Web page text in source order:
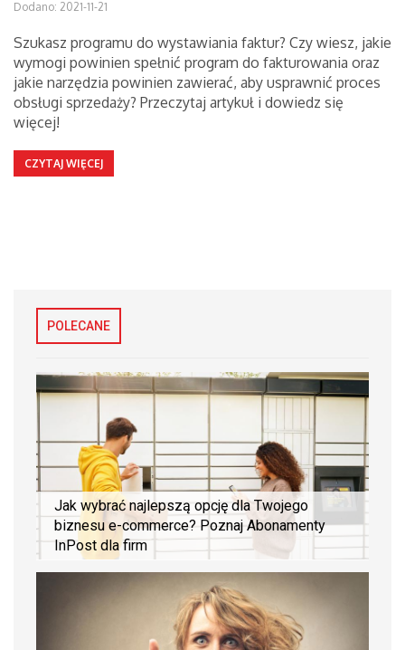
Dodano: 2021-11-21
Szukasz programu do wystawiania faktur? Czy wiesz, jakie
wymogi powinien spełnić program do fakturowania oraz
jakie narzędzia powinien zawierać, aby usprawnić proces
obsługi sprzedaży? Przeczytaj artykuł i dowiedz się
więcej!
CZYTAJ WIĘCEJ
POLECANE
Jak wybrać najlepszą opcję dla Twojego
biznesu e-commerce? Poznaj Abonamenty
InPost dla firm